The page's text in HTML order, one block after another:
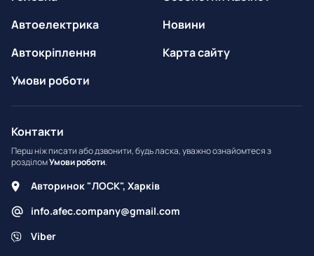
Автоелектрика
Автокріплення
Умови роботи
Новини
Карта сайту
Контакти
Перш ніж писати або дзвонити, будь ласка, уважно ознайомтеся з
розділомУмови роботи.
Авторинок "ЛОСК", Харків
info.afec.company@gmail.com
Viber